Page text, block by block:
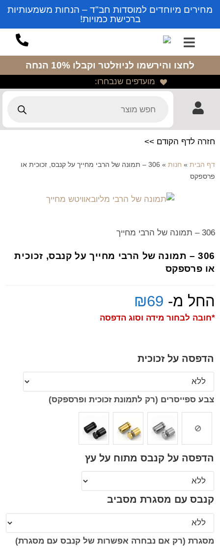
מחירים מיוחדים למוסדות חב"ד – הנחות משמעותיות
ברכישת כמויות!
לחצו והירשמו לניוזלטר וקבלו 10% הנחה
מועדפים שנבחרו:
חזרה לדף הקודם >>
דף הבית » חנות »
306 – תמונה של הרבי מחייך על קנבס, זכוכית או
פרספקס
306 – תמונה של הרבי מחייך
306 – תמונה של הרבי מחייך על קנבס, זכוכית
או פרספקס
החל מ- ₪69
*חובה לבחור מידה וסוג הדפסה
הדפסה על זכוכית
צבע ספייסרים (רק לתמונת זכוכית ופרספקס)
הדפסה על קנבס מתוח על עץ
קנבס עם מסגרת מסביב
מסגרת (רק אם נבחרה אפשרות של קנבס עם מסגרת)